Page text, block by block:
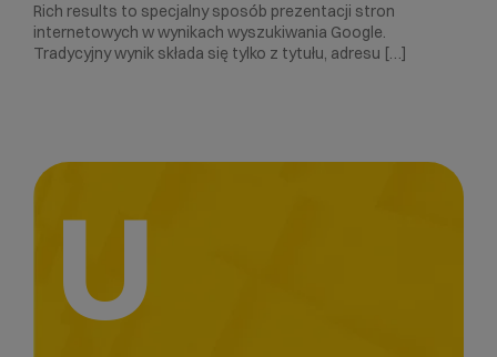
Rich results to specjalny sposób prezentacji stron
internetowych w wynikach wyszukiwania Google.
Tradycyjny wynik składa się tylko z tytułu, adresu […]
U